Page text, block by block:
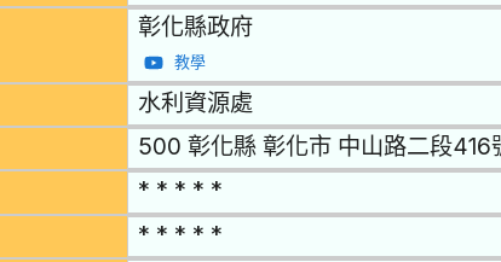
彰化縣政府
教學
水利資源處
500 彰化縣 彰化市 中山路二段416
* * * * *
* * * * *